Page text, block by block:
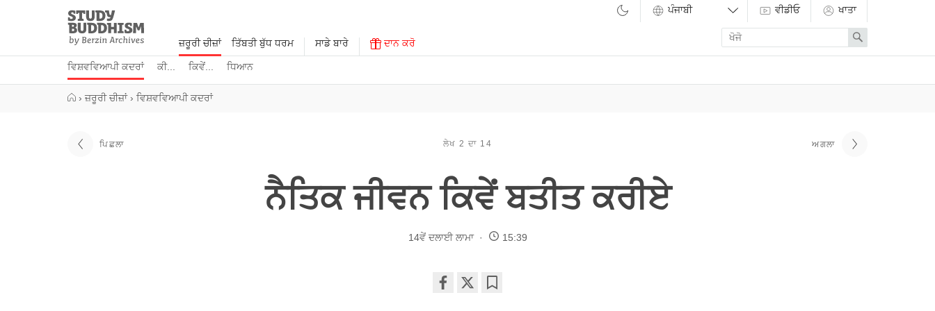
Study
Buddhism
Home
ਜ਼ਰੂਰੀ ਚੀਜ਼ਾਂ
ਵਿਸ਼ਵਵਿਆਪੀ ਕਦਰਾਂ ਕੀ... ਕਿਵੇਂ... ਧਿਆਨ
ਤਿੱਬਤੀ ਬੁੱਧ ਧਰਮ ਸਾਡੇ ਬਾਰੇ ਦਾਨ ਕਰੋ
ਵੀਡੀਓ ਖਾਤਾ
Enter
search
term
Search
› ਜ਼ਰੂਰੀ ਚੀਜ਼ਾਂ › ਵਿਸ਼ਵਵਿਆਪੀ ਕਦਰਾਂ
ਪਿਛਲਾ ਲੇਖ 2 ਦਾ 14 ਅਗਲਾ
ਨੈਤਿਕ ਜੀਵਨ ਕਿਵੇਂ ਬਤੀਤ ਕਰੀਏ
14ਵੇਂ ਦਲਾਈ ਲਾਮਾ 15:39